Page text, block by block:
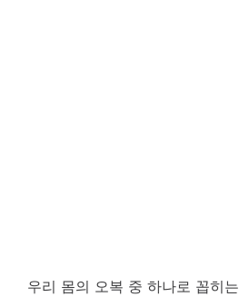
우리 몸의 오복 중 하나로 꼽히